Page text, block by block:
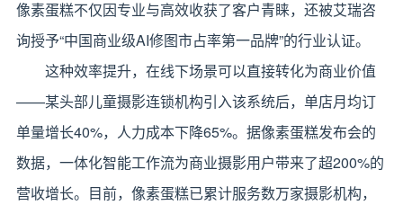
像素蛋糕不仅因专业与高效收获了客户青睐，还被艾瑞咨
询授予“中国商业级AI修图市占率第一品牌”的行业认证。
这种效率提升，在线下场景可以直接转化为商业价值
——某头部儿童摄影连锁机构引入该系统后，单店月均订
单量增长40%，人力成本下降65%。据像素蛋糕发布会的
数据，一体化智能工作流为商业摄影用户带来了超200%的
营收增长。目前，像素蛋糕已累计服务数万家摄影机构，